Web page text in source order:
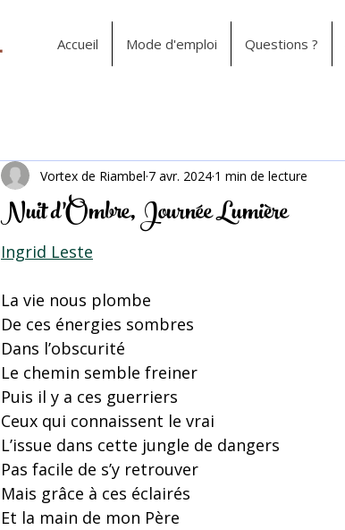
Accueil Mode d'emploi Questions ?
Nuit d’Ombre, Journée Lumière
Vortex de Riambel 7 avr. 2024 1 min de lecture
Ingrid Leste
La vie nous plombe
De ces énergies sombres
Dans l’obscurité
Le chemin semble freiner
Puis il y a ces guerriers
Ceux qui connaissent le vrai
L’issue dans cette jungle de dangers
Pas facile de s’y retrouver
Mais grâce à ces éclairés
Et la main de mon Père